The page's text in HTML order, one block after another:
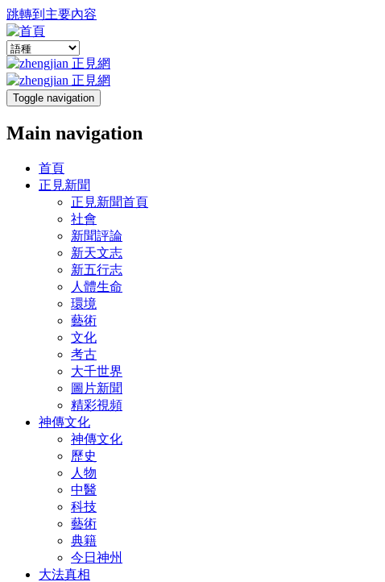
跳轉到主要內容
Toggle navigation
Main navigation
首頁
正見新聞
正見新聞首頁
社會
新聞評論
新天文志
新五行志
人體生命
環境
藝術
文化
考古
大千世界
圖片新聞
精彩視頻
神傳文化
神傳文化
歷史
人物
中醫
科技
藝術
典籍
今日神州
大法真相